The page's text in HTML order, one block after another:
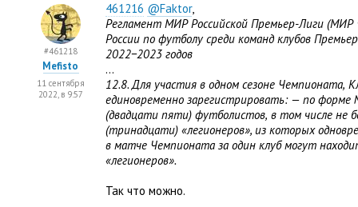
461216 @Faktor,
Регламент МИР Российской Премьер-Лиги (МИР
России по футболу среди команд клубов
2022−2023 годов
…
12.8. Для участия в одном сезоне Чемпионата,
единовременно зарегистрировать: — по форме
(двадцати пяти) футболистов, в том числе не
(тринадцати) «легионеров», из которых
в матче Чемпионата за один клуб могут
«легионеров».
Так что можно.
#461218
Mefisto
11 сентября
2022, в 9:57